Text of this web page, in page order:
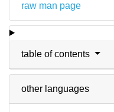
raw man page
table of contents
other languages